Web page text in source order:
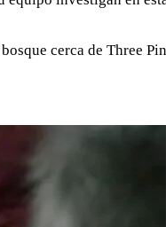
cerca de Three